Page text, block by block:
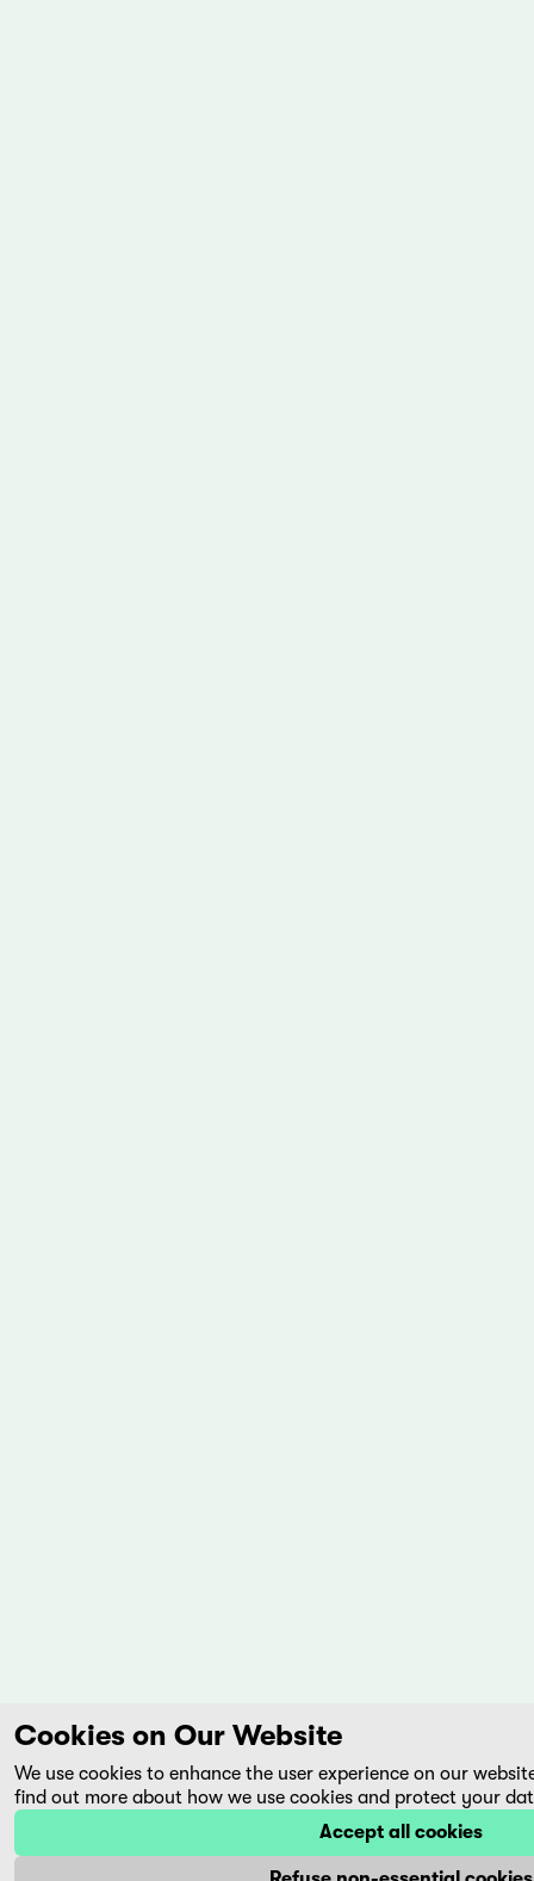
Cookies on Our Website
We use cookies to enhance the user experience on our
find out more about how we use cookies and protect your
Accept all cookies